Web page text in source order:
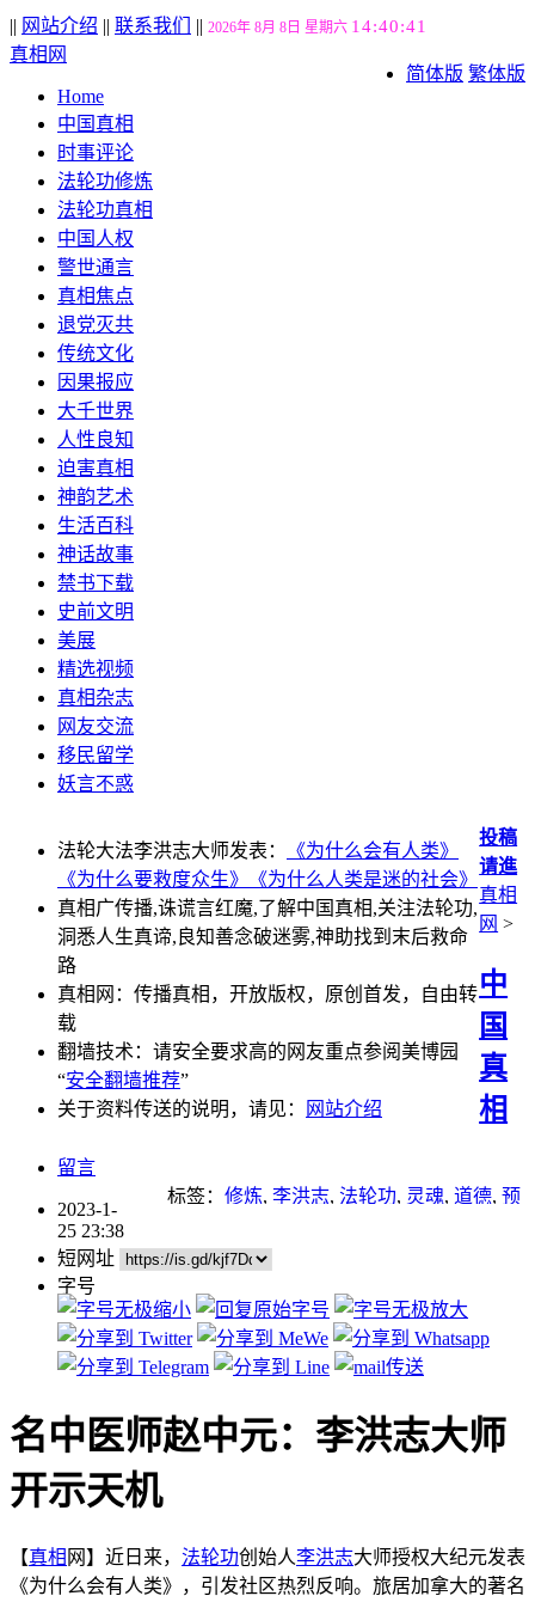
|| 网站介绍 || 联系我们 || 2026年 8月 8日 星期六 14:40:42
简体版 繁体版
真相网
Home
中国真相
时事评论
法轮功修炼
法轮功真相
中国人权
警世通言
真相焦点
退党灭共
传统文化
因果报应
大千世界
人性良知
迫害真相
神韵艺术
生活百科
神话故事
禁书下载
史前文明
美展
精选视频
真相杂志
网友交流
移民留学
妖言不惑
法轮大法李洪志大师发表：
《为什么会有人类》
《为什么要救度众生》
《为什么人类是迷的社会》
真相广传播,诛谎言红魔,了解中国真相,关注法轮功,
洞悉人生真谛,良知善念破迷雾,神助找到末后救命
路
真相网：传播真相，开放版权，原创首发，自由转
载
翻墙技术：请安全要求高的网友重点参阅美博园
“安全翻墙推荐”
关于资料传送的说明，请见：
网站介绍
投稿
请進
真相
网 >
中
国
真
相
留言
标签： 修炼, 李洪志, 法轮功, 灵魂, 道德, 预
2023-1-
25 23:38
短网址
字号
名中医师赵中元：李洪志大师
开示天机
【真相 网】近日来， 法轮功创始人李洪志大师授权大纪元发表
《为什么会有人类》，引发社区热烈反响。旅居加拿大的著名